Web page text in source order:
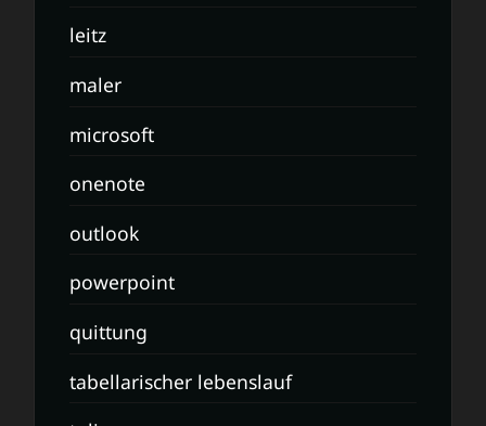
leitz
maler
microsoft
onenote
outlook
powerpoint
quittung
tabellarischer lebenslauf